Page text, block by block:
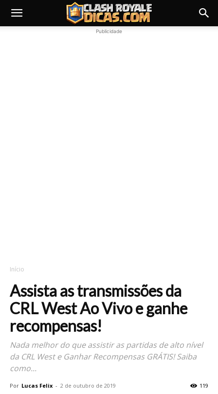
Publicidade
Início
Assista as transmissões da
CRL West Ao Vivo e ganhe
recompensas!
Nada melhor do que assistir as partidas de alto nível
da CRL West e Ganhar Recompensas GRÁTIS! Saiba
como...
Por Lucas Felix - 2 de outubro de 2019 119